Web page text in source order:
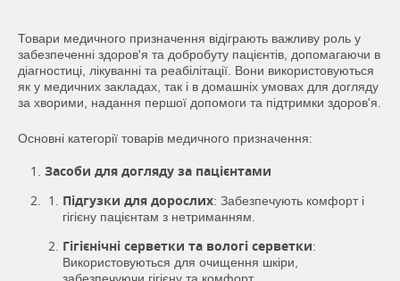
Товари медичного призначення відіграють важливу роль у
забезпеченні здоров'я та добробуту пацієнтів, допомагаючи в
діагностиці, лікуванні та реабілітації. Вони використовуються
як у медичних закладах, так і в домашніх умовах для догляду
за хворими, надання першої допомоги та підтримки здоров'я.
Основні категорії товарів медичного призначення:
Засоби для догляду за пацієнтами
Підгузки для дорослих: Забезпечують комфорт і
гігієну пацієнтам з нетриманням.
Гігієнічні серветки та вологі серветки:
Використовуються для очищення шкіри,